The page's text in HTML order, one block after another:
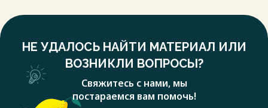
НЕ УДАЛОСЬ НАЙТИ МАТЕРИАЛ ИЛИ
ВОЗНИКЛИ ВОПРОСЫ?
Свяжитесь с нами, мы
постараемся вам помочь!